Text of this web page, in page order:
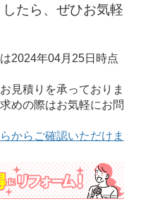
たら、ぜひお気軽
2024年04月25日時点
見積りを承っておりま
めの際はお気軽にお問
からご確認いただけま